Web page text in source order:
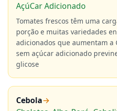
AçúCar Adicionado
Tomates frescos têm uma
porção e muitas variedades
adicionados que aumentam a
sem açúcar adicionado
glicose
Cebola→